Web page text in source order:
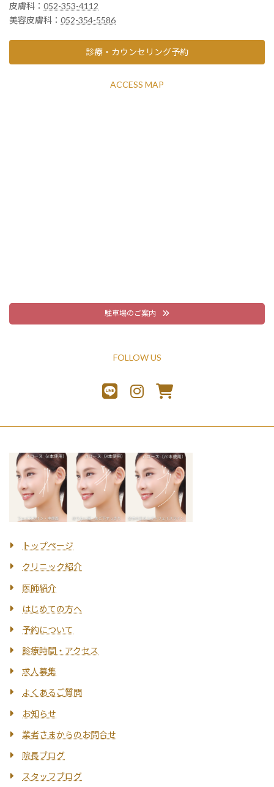
皮膚科： 052-353-4112
美容皮膚科： 052-354-5586
診療・カウンセリング予約
ACCESS MAP
駐車場のご案内
FOLLOW US
トップページ
クリニック紹介
医師紹介
はじめての方へ
予約について
診療時間・アクセス
求人募集
よくあるご質問
お知らせ
業者さまからのお問合せ
院長ブログ
スタッフブログ